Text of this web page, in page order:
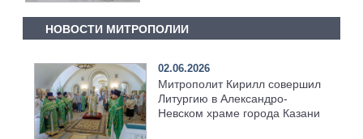
НОВОСТИ МИТРОПОЛИИ
02.06.2026
Митрополит Кирилл совершил
Литургию в Александро-
Невском храме города Казани